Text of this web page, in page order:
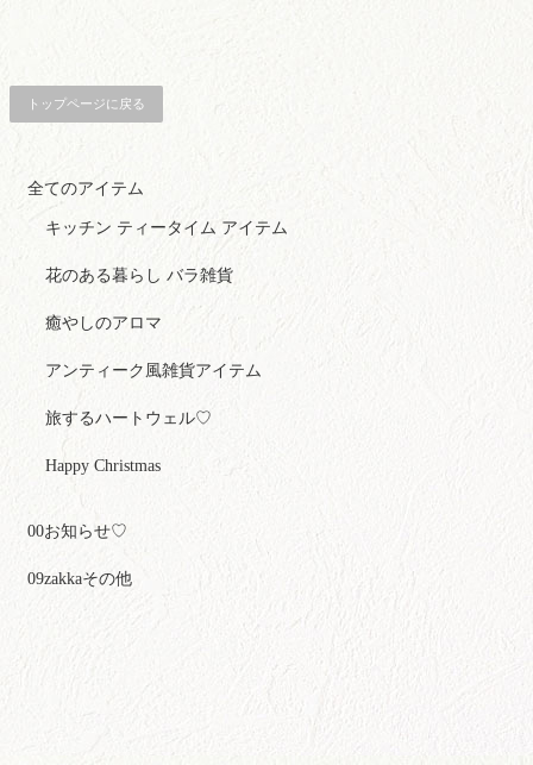
トップページに戻る
全てのアイテム
キッチン ティータイム アイテム
花のある暮らし バラ雑貨
癒やしのアロマ
アンティーク風雑貨アイテム
旅するハートウェル♡
Happy Christmas
00お知らせ♡
09zakkaその他